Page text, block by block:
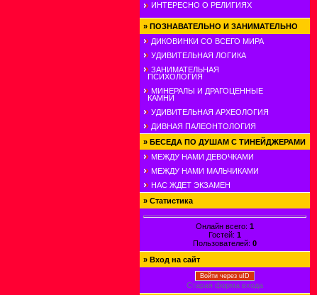
ИНТЕРЕСНО О РЕЛИГИЯХ
» ПОЗНАВАТЕЛЬНО И ЗАНИМАТЕЛЬНО
ДИКОВИНКИ СО ВСЕГО МИРА
УДИВИТЕЛЬНАЯ ЛОГИКА
ЗАНИМАТЕЛЬНАЯ
ПСИХОЛОГИЯ
МИНЕРАЛЫ И ДРАГОЦЕННЫЕ
КАМНИ
УДИВИТЕЛЬНАЯ АРХЕОЛОГИЯ
ДИВНАЯ ПАЛЕОНТОЛОГИЯ
» БЕСЕДА ПО ДУШАМ С ТИНЕЙДЖЕРАМИ
МЕЖДУ НАМИ ДЕВОЧКАМИ
МЕЖДУ НАМИ МАЛЬЧИКАМИ
НАС ЖДЕТ ЭКЗАМЕН
» Статистика
Онлайн всего: 1
Гостей: 1
Пользователей: 0
» Вход на сайт
Войти через uID
Старая форма входа